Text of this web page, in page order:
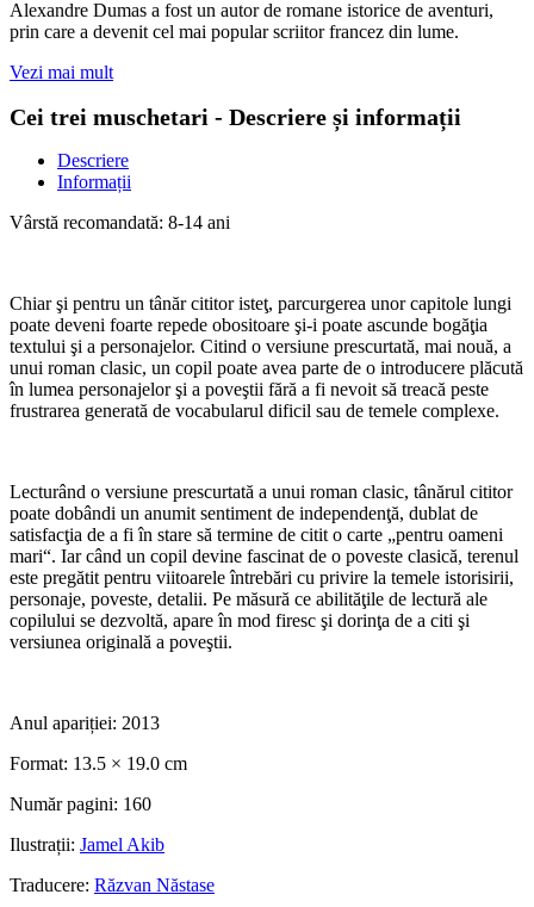
Alexandre Dumas a fost un autor de romane istorice de aventuri,
prin care a devenit cel mai popular scriitor francez din lume.
Vezi mai mult
Cei trei muschetari - Descriere și informații
Descriere
Informații
Vârstă recomandată: 8-14 ani
Chiar şi pentru un tânăr cititor isteţ, parcurgerea unor capitole lungi
poate deveni foarte repede obositoare şi-i poate ascunde bogăţia
textului şi a personajelor. Citind o versiune prescurtată, mai nouă, a
unui roman clasic, un copil poate avea parte de o introducere plăcută
în lumea personajelor şi a poveştii fără a fi nevoit să treacă peste
frustrarea generată de vocabularul dificil sau de temele complexe.
Lecturând o versiune prescurtată a unui roman clasic, tânărul cititor
poate dobândi un anumit sentiment de independenţă, dublat de
satisfacţia de a fi în stare să termine de citit o carte „pentru oameni
mari“. Iar când un copil devine fascinat de o poveste clasică, terenul
este pregătit pentru viitoarele întrebări cu privire la temele istorisirii,
personaje, poveste, detalii. Pe măsură ce abilităţile de lectură ale
copilului se dezvoltă, apare în mod firesc şi dorinţa de a citi şi
versiunea originală a poveştii.
Anul apariției: 2013
Format: 13.5 × 19.0 cm
Număr pagini: 160
Ilustrații: Jamel Akib
Traducere: Răzvan Năstase